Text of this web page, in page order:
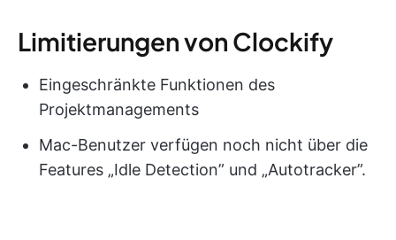
Limitierungen von Clockify
Eingeschränkte Funktionen des
Projektmanagements
Mac-Benutzer verfügen noch nicht über die
Features „Idle Detection” und „Autotracker”.